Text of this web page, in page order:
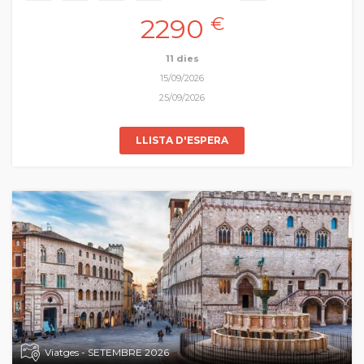
culturals entre Occident i Orient és el que hui proposem com a
gran viatge de Pasqua. Volem recuperar la memòria viva d’aquelles
ciutats i pobles que han forjat aquesta línia única amb els seus
la fascinant història de la Ruta de la Seda.
2290 €
11 dies
15/09/2026
25/09/2026
LLISTA D'ESPERA
Viatges - SETEMBRE 2026